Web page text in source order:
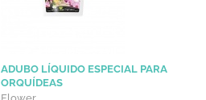
ADUBO LÍQUIDO ESPECIAL PARA
ORQUÍDEAS